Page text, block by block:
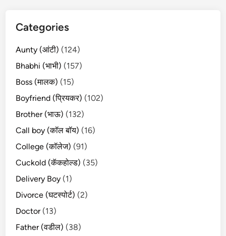
Categories
Aunty (आंटी) (124)
Bhabhi (भाभी) (157)
Boss (मालक) (15)
Boyfriend (प्रियकर) (102)
Brother (भाऊ) (132)
Call boy (कॉल बॉय) (16)
College (कॉलेज) (91)
Cuckold (कॅकहोल्ड) (35)
Delivery Boy (1)
Divorce (घटस्पोर्ट) (2)
Doctor(13)
Father (वडील) (38)